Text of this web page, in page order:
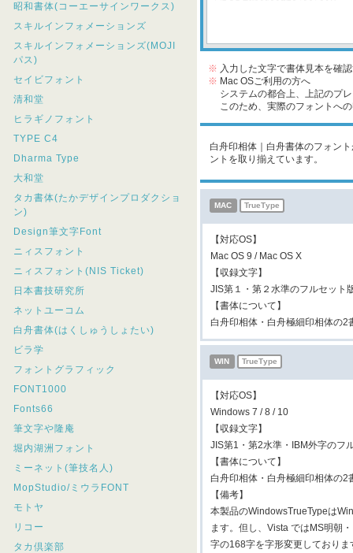
昭和書体(コーエーサインワークス)
スキルインフォメーションズ
スキルインフォメーションズ(MOJI
パス)
セイビフォント
清和堂
ヒラギノフォント
TYPE C4
Dharma Type
大和堂
タカ書体(たかデザインプロダクショ
ン)
Design筆文字Font
ニィスフォント
ニィスフォント(NIS Ticket)
日本書技研究所
ネットユーコム
白舟書体(はくしゅうしょたい)
ビラ学
フォントグラフィック
FONT1000
Fonts66
筆文字や隆庵
堀内湖洲フォント
ミーネット(筆技名人)
MopStudio/ミウラFONT
モトヤ
リコー
タカ倶楽部
※ 入力した文字で書体見本を確
※ Mac OSご利用の方へ
システムの都合上、上記のプ
このため、実際のフォントへの
白舟印相体｜白舟書体のフォン
ントを取り揃えています。
MAC TrueType
【対応OS】
Mac OS 9 / Mac OS X
【収録文字】
JIS第１・第２水準のフルセット
【書体について】
白舟印相体・白舟極細印相体の
WIN TrueType
【対応OS】
Windows 7 / 8 / 10
【収録文字】
JIS第1・第2水準・IBM外字のフ
【書体について】
白舟印相体・白舟極細印相体の
【備考】
本製品のWindowsTrueTypeは
ます。但し、Vista ではMS明朝
字の168字を字形変更しており